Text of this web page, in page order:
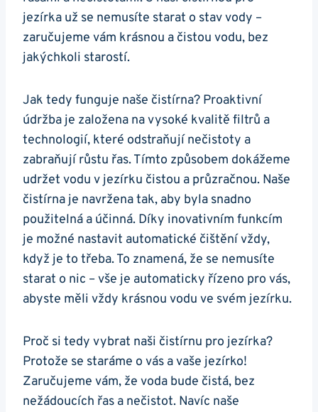
jezírka už se nemusíte starat o stav vody –
zaručujeme vám krásnou a čistou vodu, bez
jakýchkoli starostí.
Jak tedy funguje naše čistírna? Proaktivní
údržba je založena na vysoké kvalitě filtrů a
technologií, které odstraňují nečistoty a
zabraňují růstu řas. Tímto způsobem dokážeme
udržet vodu v jezírku čistou a průzračnou. Naše
čistírna je navržena tak, aby byla snadno
použitelná a účinná. Díky inovativním funkcím
je možné nastavit automatické čištění vždy,
když je to třeba. To znamená, že se nemusíte
starat o nic – vše je automaticky řízeno pro vás,
abyste měli vždy krásnou vodu ve svém jezírku.
Proč si tedy vybrat naši čistírnu pro jezírka?
Protože se staráme o vás a vaše jezírko!
Zaručujeme vám, že voda bude čistá, bez
nežádoucích řas a nečistot. Navíc naše